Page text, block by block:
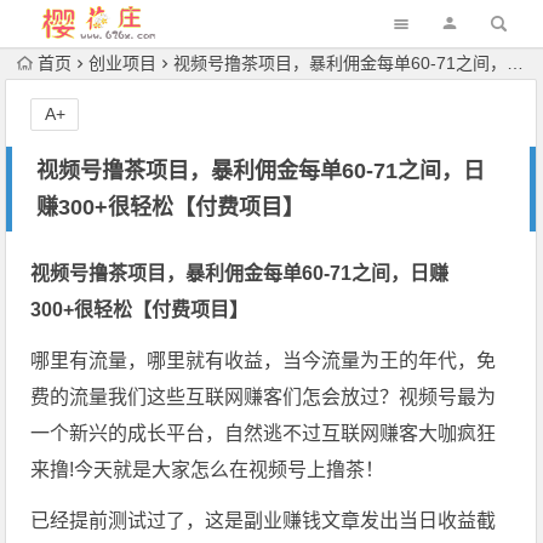
首页 创业项目 视频号撸茶项目，暴利佣金每单60-71之间，日赚300+很轻松【付费项目】
视频号撸茶项目，暴利佣金每单60-71之间，日
赚300+很轻松【付费项目】
A+
视频号撸茶项目，暴利佣金每单60-71之间，日赚
300+很轻松【付费项目】
哪里有流量，哪里就有收益，当今流量为王的年代，免
费的流量我们这些互联网赚客们怎会放过？视频号最为
一个新兴的成长平台，自然逃不过互联网赚客大咖疯狂
来撸!今天就是大家怎么在视频号上撸茶！
已经提前测试过了，这是副业赚钱文章发出当日收益截